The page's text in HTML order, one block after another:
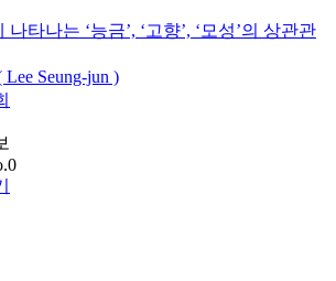
타나는 ‘능금’, ‘고향’, ‘모성’의 상관관
Lee Seung-jun )